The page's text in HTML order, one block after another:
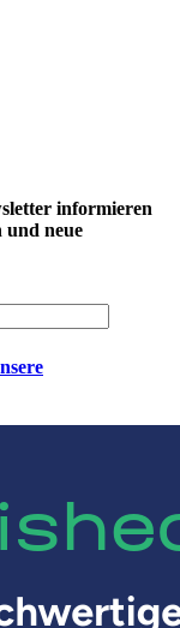
informieren
und neue